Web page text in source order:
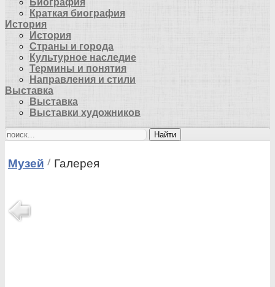
Биография
Краткая биография
История
История
Страны и города
Культурное наследие
Термины и понятия
Направления и стили
Выставка
Выставка
Выставки художников
Найти
Музей Галерея